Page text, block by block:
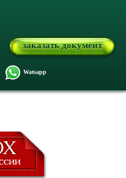
заказать документ
Watsapp